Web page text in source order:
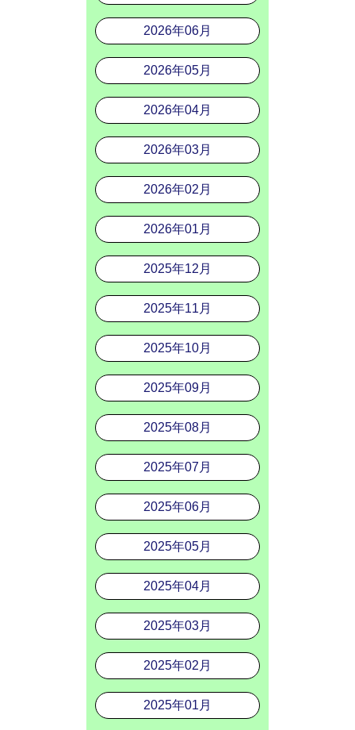
2026年06月
2026年05月
2026年04月
2026年03月
2026年02月
2026年01月
2025年12月
2025年11月
2025年10月
2025年09月
2025年08月
2025年07月
2025年06月
2025年05月
2025年04月
2025年03月
2025年02月
2025年01月